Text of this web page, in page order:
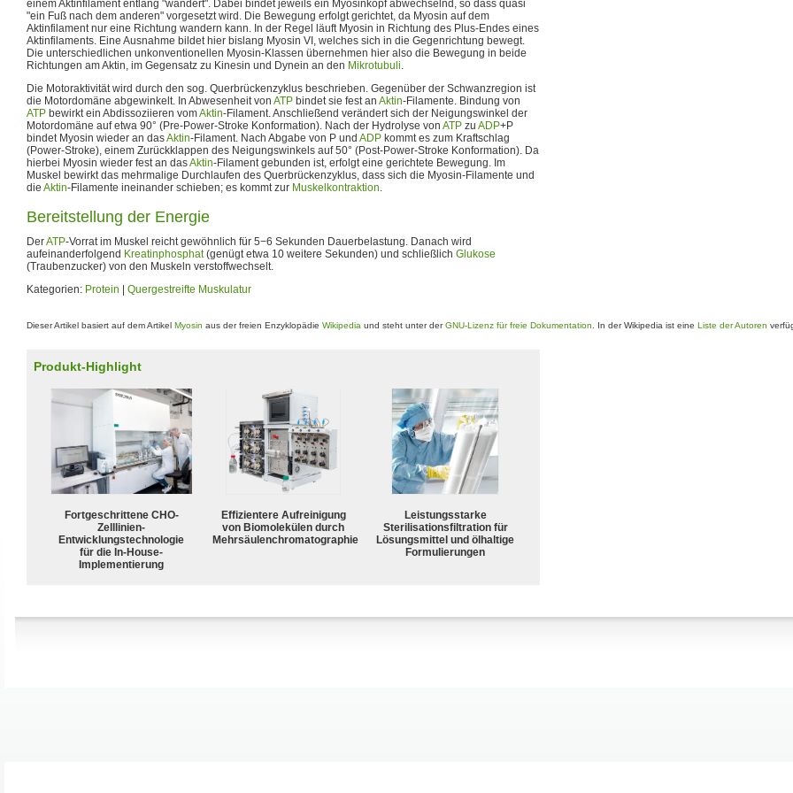
einem Aktinfilament entlang "wandert". Dabei bindet jeweils ein Myosinkopf abwechselnd, so dass quasi
"ein Fuß nach dem anderen" vorgesetzt wird. Die Bewegung erfolgt gerichtet, da Myosin auf dem
Aktinfilament nur eine Richtung wandern kann. In der Regel läuft Myosin in Richtung des Plus-Endes eines
Aktinfilaments. Eine Ausnahme bildet hier bislang Myosin VI, welches sich in die Gegenrichtung bewegt.
Die unterschiedlichen unkonventionellen Myosin-Klassen übernehmen hier also die Bewegung in beide
Richtungen am Aktin, im Gegensatz zu Kinesin und Dynein an den Mikrotubuli.
Die Motoraktivität wird durch den sog. Querbrückenzyklus beschrieben. Gegenüber der Schwanzregion ist
die Motordomäne abgewinkelt. In Abwesenheit von ATP bindet sie fest an Aktin-Filamente. Bindung von
ATP bewirkt ein Abdissoziieren vomAktin-Filament. Anschließend verändert sich der Neigungswinkel der
Motordomäne auf etwa 90° (Pre-Power-Stroke Konformation). Nach der Hydrolyse von ATP zu ADP+P
bindet Myosin wieder an dasAktin-Filament. Nach Abgabe von P und ADP kommt es zum Kraftschlag
(Power-Stroke), einem Zurückklappen des Neigungswinkels auf 50° (Post-Power-Stroke Konformation). Da
hierbei Myosin wieder fest an dasAktin-Filament gebunden ist, erfolgt eine gerichtete Bewegung. Im
Muskel bewirkt das mehrmalige Durchlaufen des Querbrückenzyklus, dass sich die Myosin-Filamente und
die Aktin-Filamente ineinander schieben; es kommt zur Muskelkontraktion.
Bereitstellung der Energie
DerATP-Vorrat im Muskel reicht gewöhnlich für 5−6 Sekunden Dauerbelastung. Danach wird
aufeinanderfolgend Kreatinphosphat(genügt etwa 10 weitere Sekunden) und schließlich Glukose
(Traubenzucker) von den Muskeln verstoffwechselt.
Kategorien: Protein Quergestreifte Muskulatur
Dieser Artikel basiert auf dem Artikel Myosin aus der freien Enzyklopädie Wikipedia und steht unter derGNU-Lizenz für freie Dokumentation . In der Wikipedia ist eine Liste der Autoren
Produkt-Highlight
Fortgeschrittene CHO-
Zelllinien-
Entwicklungstechnologie
für die In-House-
Implementierung
Effizientere Aufreinigung
von Biomolekülen durch
Mehrsäulenchromatographie
Leistungsstarke
Sterilisationsfiltration für
Lösungsmittel und ölhaltige
Formulierungen